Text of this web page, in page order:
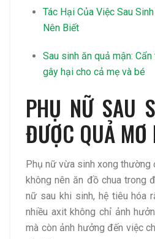
Tác Hại Của Việc Sau
Nên Biết
Sau sinh ăn quả mận:
gây hại cho cả mẹ và bé
PHỤ NỮ SAU
ĐƯỢC QUẢ MƠ
Phụ nữ vừa sinh xong
không nên ăn đồ chua trong
nữ sau khi sinh, hệ tiêu hóa
nhiều axit không chỉ ảnh
mà còn ảnh hưởng đến việc